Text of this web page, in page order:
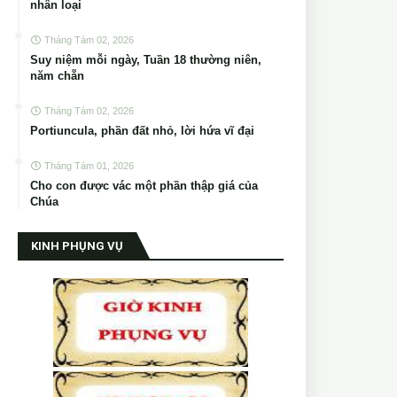
nhân loại
Tháng Tám 02, 2026
Suy niệm mỗi ngày, Tuần 18 thường niên,
năm chẵn
Tháng Tám 02, 2026
Portiuncula, phần đất nhỏ, lời hứa vĩ đại
Tháng Tám 01, 2026
Cho con được vác một phần thập giá của
Chúa
KINH PHỤNG VỤ